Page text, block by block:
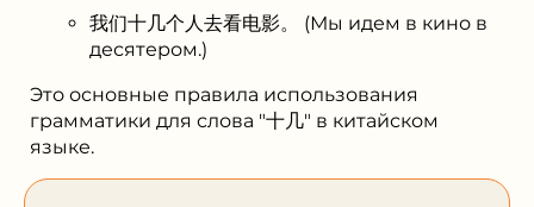
我们⼗⼏个人去看电影。 (Мы идем в кино в
десятером.)
Это основные правила использования
грамматики для слова "⼗⼏" в китайском
языке.